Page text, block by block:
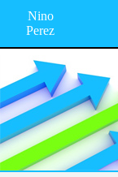
Nino
Perez